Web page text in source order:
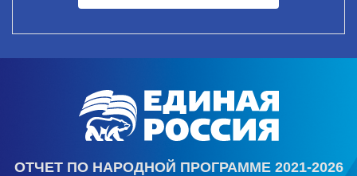
ОТЧЕТ ПО НАРОДНОЙ ПРОГРАММЕ 2021-2026